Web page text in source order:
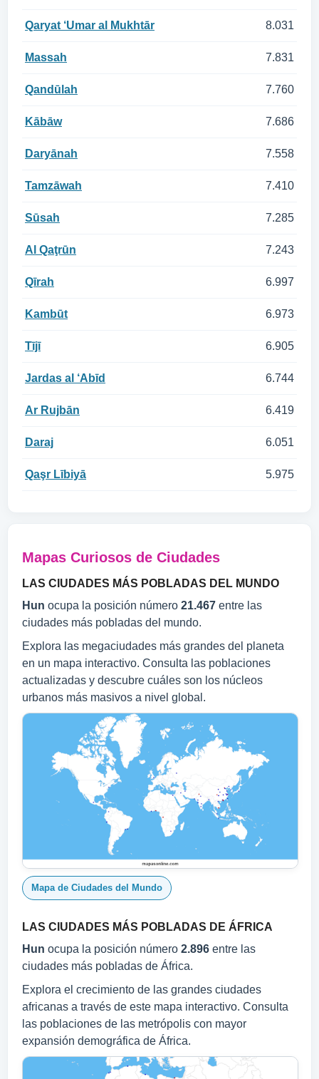
Qaryat ‘Umar al Mukhtār 8.031
Massah 7.831
Qandūlah 7.760
Kābāw 7.686
Daryānah 7.558
Tamzāwah 7.410
Sūsah 7.285
Al Qaţrūn 7.243
Qīrah 6.997
Kambūt 6.973
Tījī 6.905
Jardas al ‘Abīd 6.744
Ar Rujbān 6.419
Daraj 6.051
Qaşr Lībiyā 5.975
Mapas Curiosos de Ciudades
LAS CIUDADES MÁS POBLADAS DEL MUNDO
Hun ocupa la posición número 21.467 entre las
ciudades más pobladas del mundo.
Explora las megaciudades más grandes del planeta
en un mapa interactivo. Consulta las poblaciones
actualizadas y descubre cuáles son los núcleos
urbanos más masivos a nivel global.
Mapa de Ciudades del Mundo
LAS CIUDADES MÁS POBLADAS DE ÁFRICA
Hun ocupa la posición número 2.896 entre las
ciudades más pobladas de África.
Explora el crecimiento de las grandes ciudades
africanas a través de este mapa interactivo. Consulta
las poblaciones de las metrópolis con mayor
expansión demográfica de África.